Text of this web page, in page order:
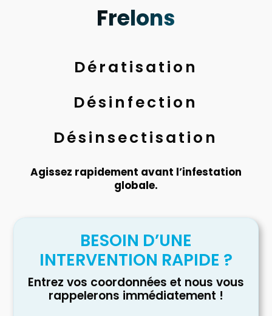
Frelons
Dératisation
Désinfection
Désinsectisation
Agissez rapidement avant l’infestation
globale.
BESOIN D’UNE
INTERVENTION RAPIDE ?
Entrez vos coordonnées et nous vous
rappelerons immédiatement !